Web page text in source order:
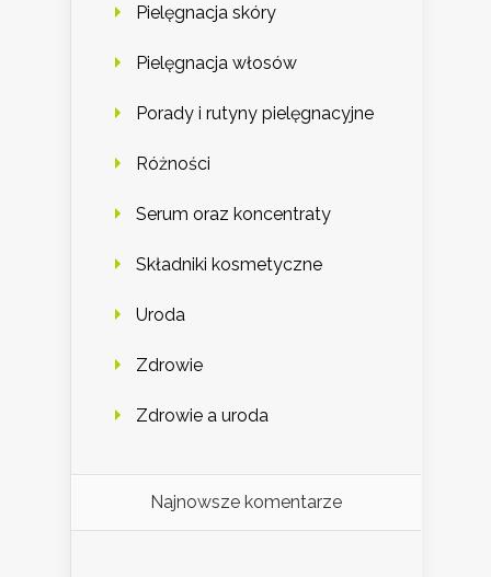
Pielęgnacja skóry
Pielęgnacja włosów
Porady i rutyny pielęgnacyjne
Różności
Serum oraz koncentraty
Składniki kosmetyczne
Uroda
Zdrowie
Zdrowie a uroda
Najnowsze komentarze